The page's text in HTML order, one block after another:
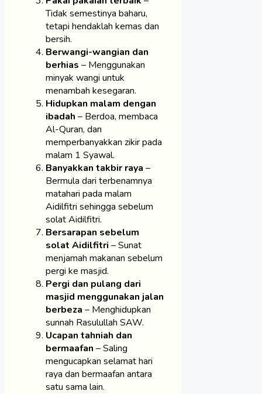
Tidak semestinya baharu,
tetapi hendaklah kemas dan
bersih.
Berwangi-wangian dan
berhias – Menggunakan
minyak wangi untuk
menambah kesegaran.
Hidupkan malam dengan
ibadah – Berdoa, membaca
Al-Quran, dan
memperbanyakkan zikir pada
malam 1 Syawal.
Banyakkan takbir raya –
Bermula dari terbenamnya
matahari pada malam
Aidilfitri sehingga sebelum
solat Aidilfitri.
Bersarapan sebelum
solat Aidilfitri – Sunat
menjamah makanan sebelum
pergi ke masjid.
Pergi dan pulang dari
masjid menggunakan jalan
berbeza – Menghidupkan
sunnah Rasulullah SAW.
Ucapan tahniah dan
bermaafan – Saling
mengucapkan selamat hari
raya dan bermaafan antara
satu sama lain.